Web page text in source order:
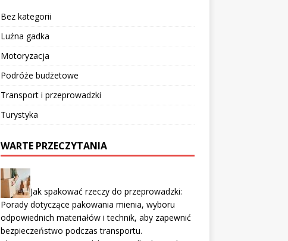
Bez kategorii
Luźna gadka
Motoryzacja
Podróże budżetowe
Transport i przeprowadzki
Turystyka
WARTE PRZECZYTANIA
Jak spakować rzeczy do przeprowadzki:
Porady dotyczące pakowania mienia, wyboru
odpowiednich materiałów i technik, aby zapewnić
bezpieczeństwo podczas transportu.